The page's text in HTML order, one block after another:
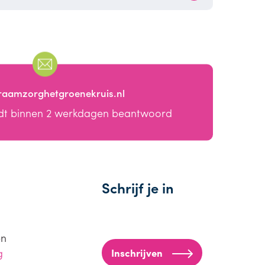
binnen 2 werkdagen beantwoord
Schrijf je in
Inschrijven